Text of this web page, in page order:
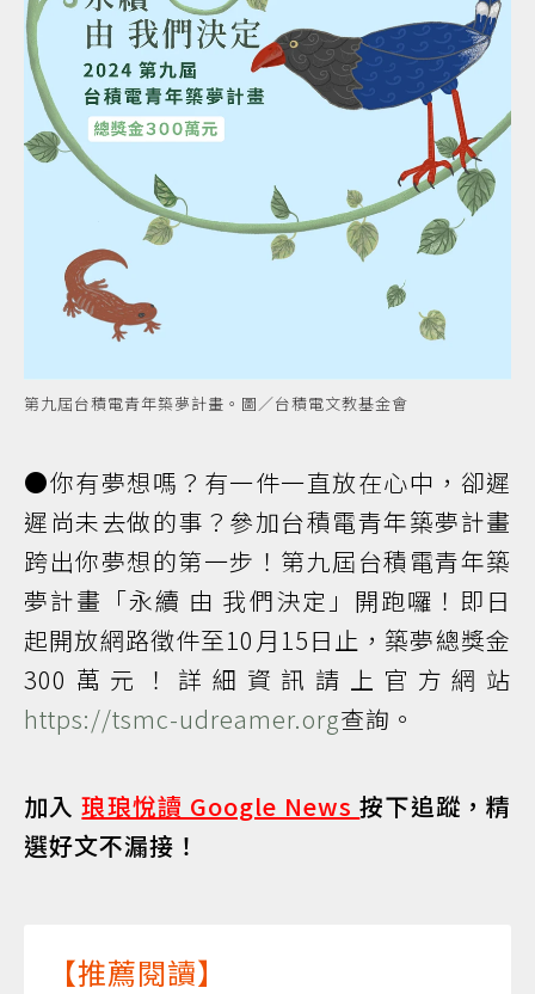
第九屆台積電青年築夢計畫。圖／台積電文教基金會
●你有夢想嗎？有一件一直放在心中，卻遲
遲尚未去做的事？參加台積電青年築夢計畫
跨出你夢想的第一步！第九屆台積電青年築
夢計畫「永續 由 我們決定」開跑囉！即日
起開放網路徵件至10月15日止，築夢總獎金
300萬元！詳細資訊請上官方網站
https://tsmc-udreamer.org查詢。
加入琅琅悅讀 Google News按下追蹤，精
選好文不漏接！
【推薦閱讀】